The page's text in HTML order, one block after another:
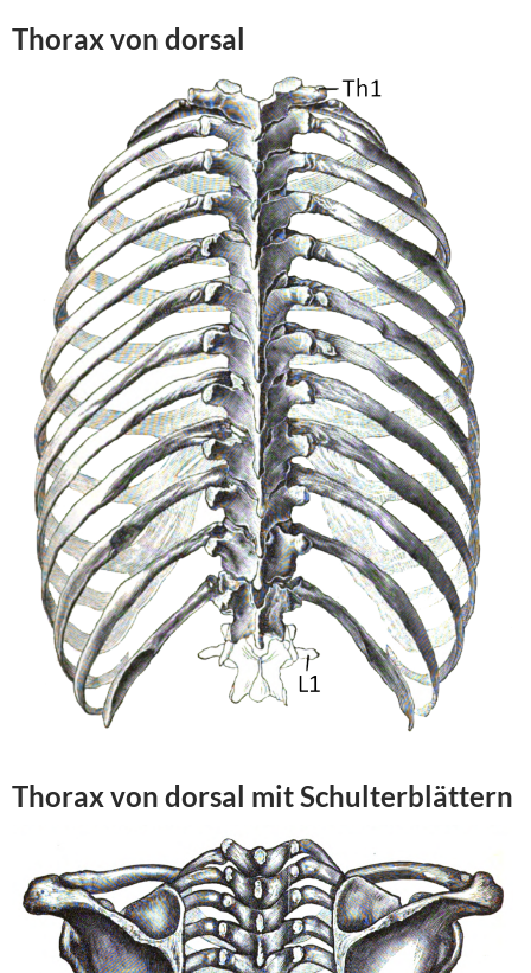
Thorax von dorsal
Thorax von dorsal mitSchulterblättern